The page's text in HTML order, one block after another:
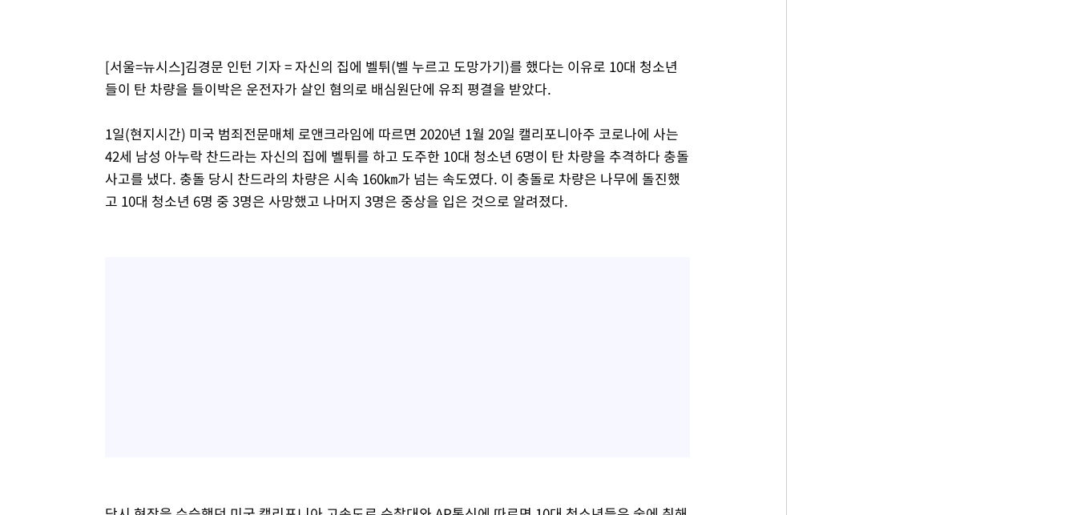
[서울=뉴시스]김경문 인턴 기자 = 자신의 집에 벨튀(벨 누르고 도망가기)를 했다는 이유로 10대 청소년
들이 탄 차량을 들이박은 운전자가 살인 혐의로 배심원단에 유죄 평결을 받았다.
1일(현지시간) 미국 범죄전문매체 로앤크라임에 따르면 2020년 1월 20일 캘리포니아주 코로나에 사는
42세 남성 아누락 찬드라는 자신의 집에 벨튀를 하고 도주한 10대 청소년 6명이 탄 차량을 추격하다 충돌
사고를 냈다. 충돌 당시 찬드라의 차량은 시속 160㎞가 넘는 속도였다. 이 충돌로 차량은 나무에 돌진했
고 10대 청소년 6명 중 3명은 사망했고 나머지 3명은 중상을 입은 것으로 알려졌다.